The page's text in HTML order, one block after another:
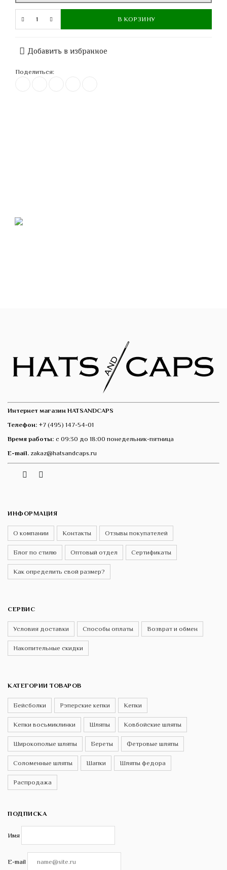
В КОРЗИНУ
Добавить в избранное
Поделиться:
Интернет магазин HATSANDCAPS
Телефон: +7 (495) 147-54-01
Время работы: с 09:30 до 18:00 понедельник-пятница
E-mail. zakaz@hatsandcaps.ru
Telegram
ИНФОРМАЦИЯ
О компании Контакты Отзывы покупателей
Блог по стилю Оптовый отдел Сертификаты
Как определить свой размер?
СЕРВИС
Условия доставки Способы оплаты Возврат и обмен
Накопительные скидки
КАТЕГОРИИ ТОВАРОВ
Бейсболки Рэперские кепки Кепки
Кепки восьмиклинки Шляпы Ковбойские шляпы
Широкополые шляпы Береты Фетровые шляпы
Соломенные шляпы Шапки Шляпы федора
Распродажа
ПОДПИСКА
Имя
E-mail